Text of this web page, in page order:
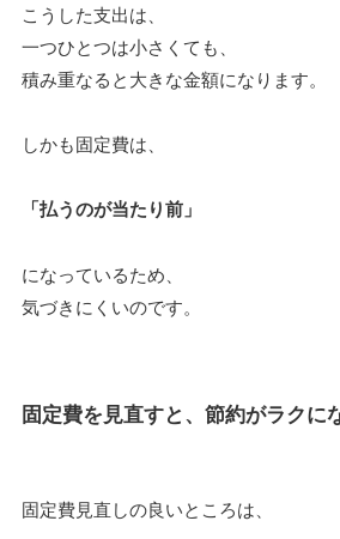
こうした支出は、
一つひとつは小さくても、
積み重なると大きな金額になります。
しかも固定費は、
「払うのが当たり前」
になっているため、
気づきにくいのです。
固定費を見直すと、節約がラクに
固定費見直しの良いところは、